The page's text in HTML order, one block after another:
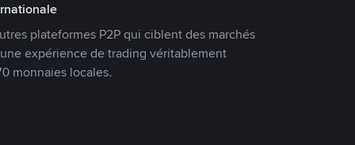
plateformes P2P qui ciblent des marchés
expérience de trading véritablement
monnaies locales.